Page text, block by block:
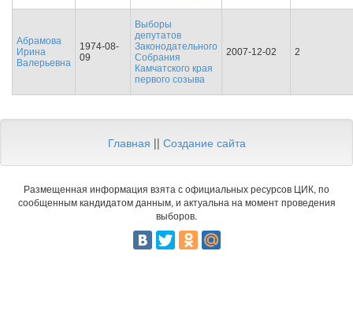
Абрамова
Ирина
Валерьевна
1974-08-
09
Выборы
депутатов
Законодательного
Собрания
Камчатского края
первого созыва
2007-12-02 2
Главная || Создание сайта
Размещенная информация взята с официальных ресурсов ЦИК, по
сообщенным кандидатом данным, и актуальна на момент проведения
выборов.